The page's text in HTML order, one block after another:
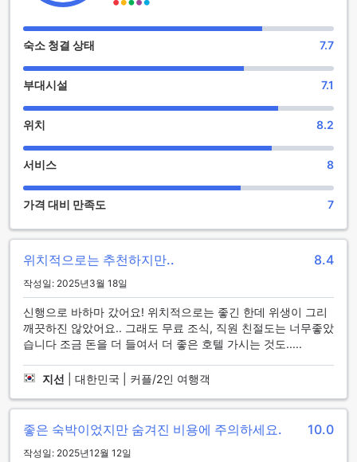
홀리데이 인 익스프레스 앤 스위트 나소의 엔터테인먼트 시설
홀리데이 인 익스프레스 앤 스위트 나소 바이 IHG에서는 다양
한 엔터테인먼트 시설을 통해 투숙객들에게 즐거운 시간을 제
공합니다. 호텔 내에 위치한 상점들은 여행 중 필요한 다양한 물
품을 구비하고 있어 편리함을 더해줍니다. 기념품부터 일상 용
품까지, 필요한 모든 것을 손쉽게 구매할 수 있어 여행의 즐거움
을 더합니다.
또한, 호텔의 바에서는 다양한 음료와 스낵을 제공하며, 친구들
과 함께 여유로운 시간을 보낼 수 있는 완벽한 장소입니다. 저녁
시간에는 바에서 칵테일을 즐기며 하루의 피로를 풀어보세요.
마지막으로, 아름다운 정원은 휴식을 취하거나 자연의 아름다
움을 만끽할 수 있는 공간으로, 조용한 산책이나 독서를 즐기기
에 최적의 장소입니다. 홀리데이 인 익스프레스 앤 스위트 나소
에서 제공하는 다양한 엔터테인먼트 시설은 여러분의 여행을
홀리데이 인 익스프레스 앤 스위트 나소의 스포츠 시설
홀리데이 인 익스프레스 앤 스위트 나소 바이 IHG는 다양한 스
포츠 시설을 제공하여 모든 투숙객이 활기차고 건강한 휴가를
즐길 수 있도록 돕습니다. 호텔 내에 위치한 피트니스 센터는
다. 최신 운동 기구와 넓은 공간을 갖춘 이곳에서 체중 감량이나
근력 강화를 위한 다양한 운동을 즐길 수 있습니다.
또한, 이 호텔은 실내 수영장과 야외 수영장을 갖추고 있어 날씨
에 관계없이 수영을 즐길 수 있습니다. 야외 수영장 옆에는 풀사
이드 바가 있어 수영 후 시원한 음료를 즐기며 휴식을 취할 수
있는 완벽한 장소입니다. 마지막으로, 호텔 내 골프 코스는 골프
숙소 청결 상태 7.7
부대시설 7.1
위치 8.2
서비스 8
가격 대비 만족도 7
위치적으로는 추천하지만.. 8.4
작성일: 2025년3월 18일
신행으로 바하마 갔어요! 위치적으로는 좋긴 한데 위생이 그리
깨끗하진 않았어요.. 그래도 무료 조식, 직원 친절도는 너무좋았
습니다 조금 돈을 더 들여서 더 좋은 호텔 가시는 것도.....
지선 대한민국 | 커플/2인 여행객
좋은 숙박이었지만 숨겨진 비용에 주의하세요. 10.0
작성일: 2025년12월 12일